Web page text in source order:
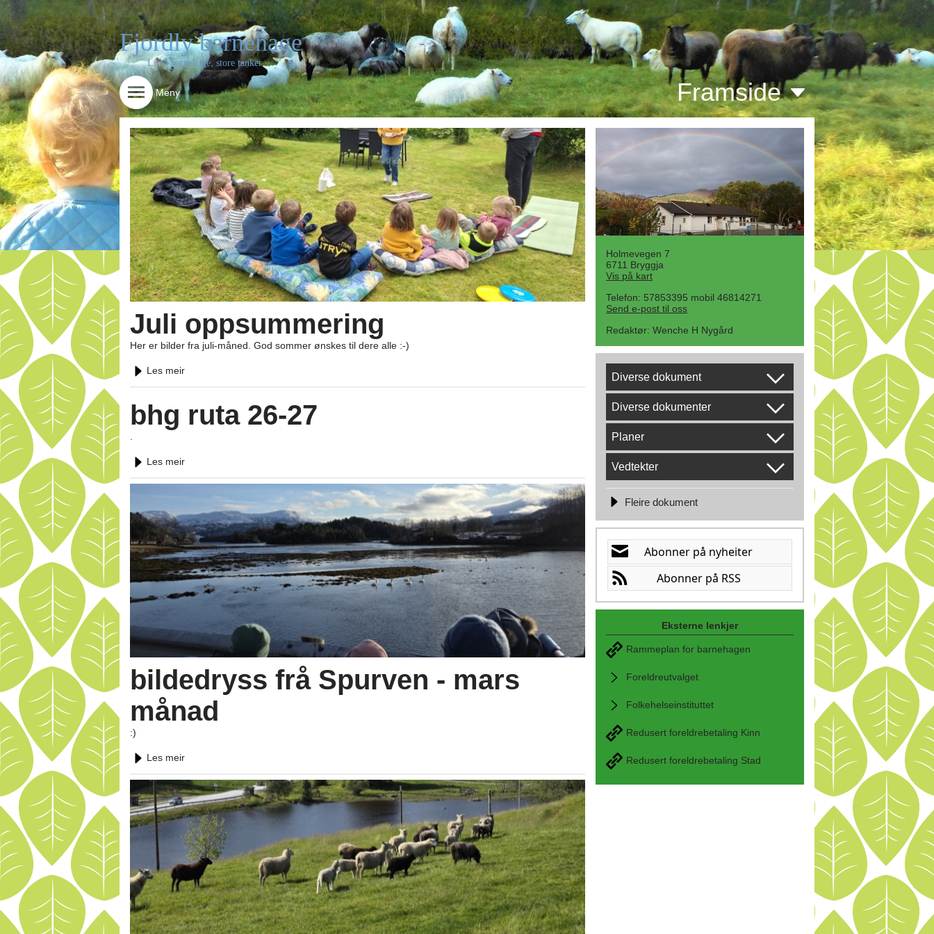
Fjordly barnehage
Liten barnehage, store tanker
Meny Framside
Holmevegen 7
6711 Bryggja
Vis på kart
Telefon: 57853395 mobil 46814271
Send e-post til oss
Redaktør: Wenche H Nygård
Diverse dokument
Diverse dokumenter
Planer
Vedtekter
Fleire dokument
Eksterne lenkjer
Rammeplan for barnehagen
Foreldreutvalget
Folkehelseinstituttet
Redusert foreldrebetaling Kinn
Redusert foreldrebetaling Stad
Juli oppsummering
Her er bilder fra juli-måned. God sommer ønskes til dere alle :-)
Les meir
bhg ruta 26-27
Les meir
bildedryss frå Spurven - mars
månad
:)
Les meir